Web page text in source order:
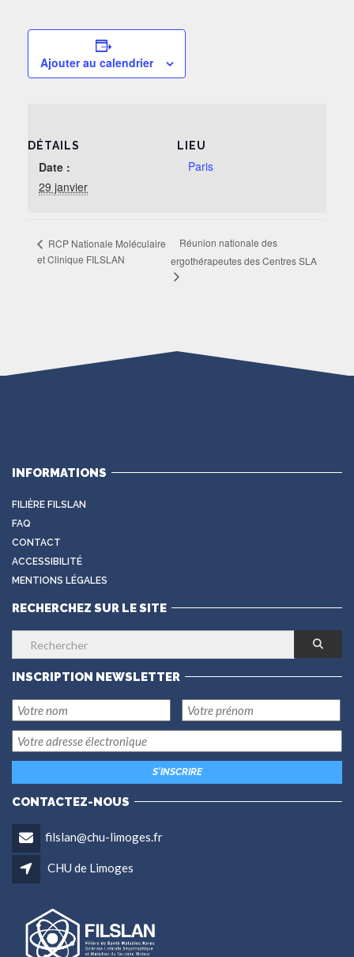
Ajouter au calendrier
DÉTAILS
Date :
29 janvier
LIEU
Paris
RCP Nationale Moléculaire
et Clinique FILSLAN
Réunion nationale des
ergothérapeutes des Centres SLA
INFORMATIONS
FILIÈRE FILSLAN
FAQ
CONTACT
ACCESSIBILITÉ
MENTIONS LÉGALES
RECHERCHEZ SUR LE SITE
INSCRIPTION NEWSLETTER
CONTACTEZ-NOUS
filslan@chu-limoges.fr
CHU de Limoges